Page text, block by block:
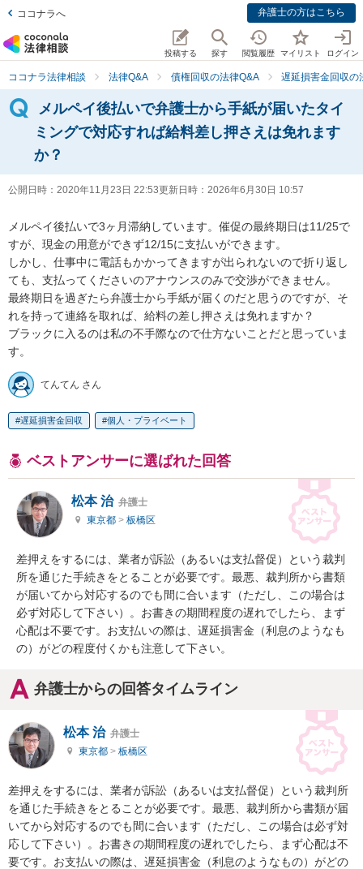
ココナラへ 弁護士の方はこちら
投稿する 探す 閲覧履歴 マイリスト ログイン
ココナラ法律相談 法律Q&A 債権回収の法律Q&A 遅延損害金回収の
メルペイ後払いで弁護士から手紙が届いたタイ
ミングで対応すれば給料差し押さえは免れます
か？
公開日時： 2020年11月23日 22:53更新日時： 2026年6月30日 10:57
メルペイ後払いで3ヶ月滞納しています。催促の最終期日は11/25で
すが、現金の用意ができず12/15に支払いができます。
しかし、仕事中に電話もかかってきますが出られないので折り返し
ても、支払ってくださいのアナウンスのみで交渉ができません。
最終期日を過ぎたら弁護士から手紙が届くのだと思うのですが、そ
れを持って連絡を取れば、給料の差し押さえは免れますか？
ブラックに入るのは私の不手際なので仕方ないことだと思っていま
す。
てんてん さん
遅延損害金回収 個人・プライベート
ベストアンサーに選ばれた回答
松本 治 弁護士
東京都 > 板橋区
差押えをするには、業者が訴訟（あるいは支払督促）という裁判
所を通じた手続きをとることが必要です。最悪、裁判所から書類
が届いてから対応するのでも間に合います（ただし、この場合は
必ず対応して下さい）。お書きの期間程度の遅れでしたら、まず
心配は不要です。お支払いの際は、遅延損害金（利息のようなも
の）がどの程度付くかも注意して下さい。
弁護士からの回答タイムライン
松本 治 弁護士
東京都 > 板橋区
差押えをするには、業者が訴訟（あるいは支払督促）という裁判所
を通じた手続きをとることが必要です。最悪、裁判所から書類が届
いてから対応するのでも間に合います（ただし、この場合は必ず対
応して下さい）。お書きの期間程度の遅れでしたら、まず心配は不
要です。お支払いの際は、遅延損害金（利息のようなもの）がどの